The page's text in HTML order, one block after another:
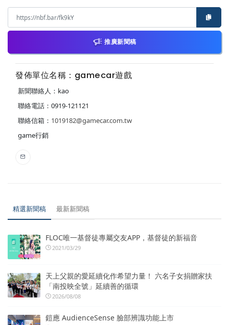
推廣新聞稿
發佈單位名稱：gamecar遊戲
新聞聯絡人：kao
聯絡電話：0919-121121
聯絡信箱： 1019182@gamecar.com.tw
game行銷
精選新聞稿 最新新聞稿
FLOC唯一基督徒專屬交友APP，基督徒的新福音
2021/03/29
天上父親的愛延續化作希望力量！ 六名子女捐贈家扶
「南投映全號」延續善的循環
2026/08/08
鎧應 AudienceSense 臉部辨識功能上市